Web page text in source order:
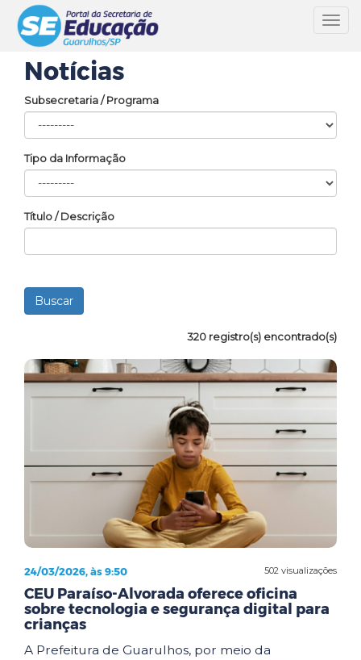
Notícias
Subsecretaria / Programa
Tipo da Informação
Título / Descrição
320 registro(s) encontrado(s)
502 visualizações
24/03/2026, às 9:50
CEU Paraíso-Alvorada oferece oficina
sobre tecnologia e segurança digital para
crianças
A Prefeitura de Guarulhos, por meio da